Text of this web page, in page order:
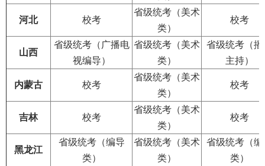
河北 校考
省级统考（美术
类）
校考
山西
省级统考（广播电
视编导）
省级统考（美术
类）
省级统考（播
主持）
内蒙古 校考
省级统考（美术
类）
校考
吉林 校考
省级统考（美术
类）
校考
黑龙江
省级统考（编导
类）
省级统考（美术
类）
省级统考（编
类）